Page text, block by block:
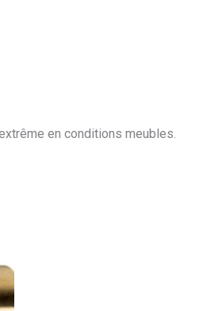
en conditions meubles.